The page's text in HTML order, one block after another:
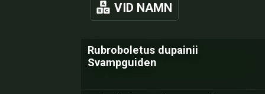
VID NAMN
Rubroboletus dupainii
Svampguiden